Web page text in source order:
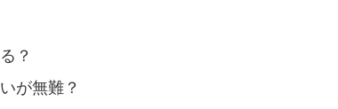
？
が無難？